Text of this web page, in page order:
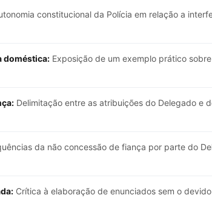
constitucional da Polícia em relação a
doméstica: Exposição de um exemplo prático
Delimitação entre as atribuições do Delegado e
da não concessão de fiança por parte do
Crítica à elaboração de enunciados sem o